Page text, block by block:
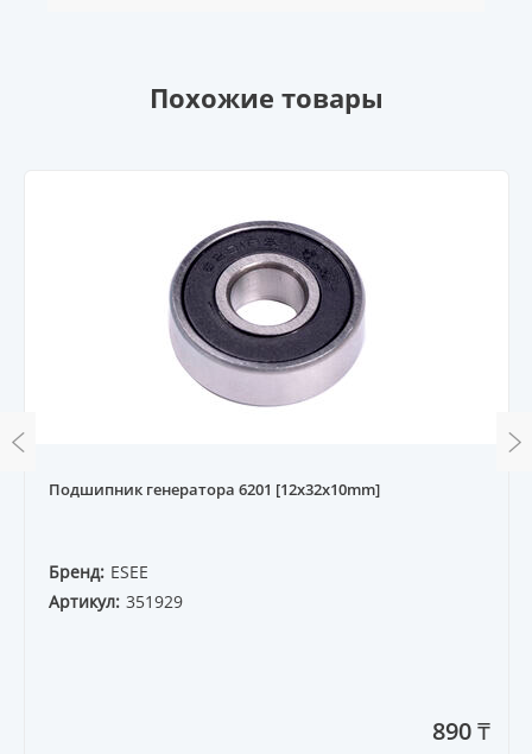
Похожие товары
Подшипник генератора 6201 [12x32x10mm]
Бренд: ESEE
Артикул: 351929
890 ₸